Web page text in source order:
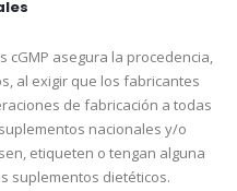
cGMP asegura la procedencia,
al exigir que los fabricantes
de fabricación a todas
nacionales y/o
etiqueten o tengan alguna
suplementos dietéticos.